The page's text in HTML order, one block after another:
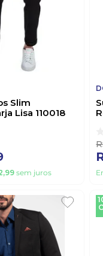
Slim
Lisa 110018
,99sem juros